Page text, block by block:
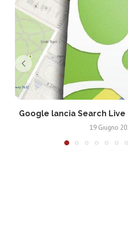
Google lancia Search Live
19 Giugno